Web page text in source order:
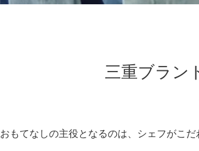
三重ブラン
おもてなしの主役となるのは、シェフがこ